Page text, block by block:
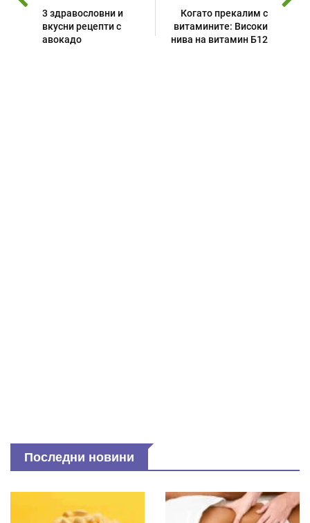
3 здравословни и
вкусни рецепти с
авокадо
Когато прекалим с
витамините: Високи
нива на витамин Б12
Последни новини